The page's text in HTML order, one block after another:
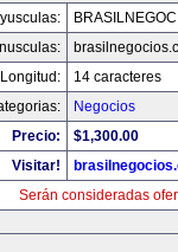
Longitud:
14 caracteres
Negocios
Precio:
$1,300.00
Visitar!
Serán consideradas